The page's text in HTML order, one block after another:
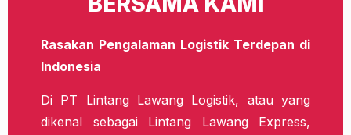
Rasakan Pengalaman Logistik Terdepan di
Indonesia
Di PT Lintang Lawang Logistik, atau yang
dikenal sebagai Lintang Lawang Express,